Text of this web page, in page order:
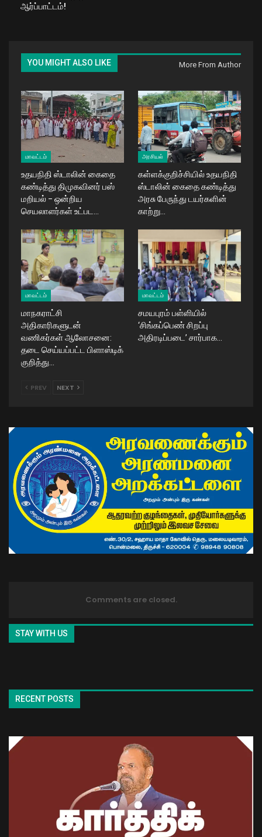
ஆர்ப்பாட்டம்!
YOU MIGHT ALSO LIKE More From Author
மாவட்டம்
உதயநிதி ஸ்டாலின் கைதை
கண்டித்து திமுகவினர் பஸ்
மறியல் – ஒன்றிய
செயலாளர்கள் உட்பட…
அரசியல்
கள்ளக்குறிச்சியில் உதயநிதி
ஸ்டாலின் கைதை கண்டித்து
அரசு பேருந்து டயர்களின்
காற்று…
மாவட்டம்
மாநகராட்சி
அதிகாரிகளுடன்
வணிகர்கள் ஆலோசனை:
தடை செய்யப்பட்ட பிளாஸ்டிக்
குறித்து…
மாவட்டம்
சமயபுரம் பள்ளியில்
‘சிங்கப்பெண் சிறப்பு
அதிரடிப்படை’ சார்பாக…
PREV NEXT
Comments are closed.
STAY WITH US
RECENT POSTS